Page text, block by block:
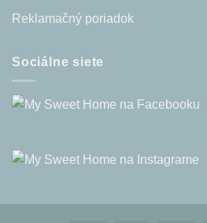
Reklamačný poriadok
Sociálne siete